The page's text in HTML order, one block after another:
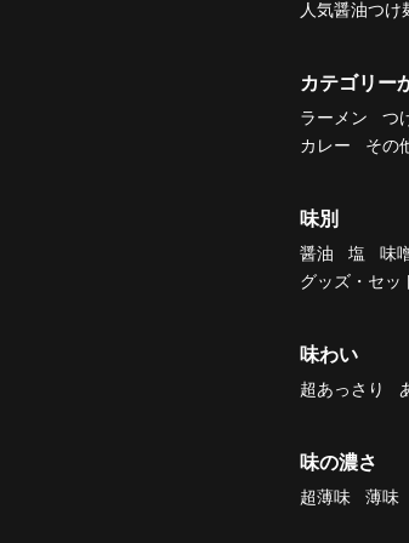
人気醤油つけ
カテゴリー
ラーメン つ
カレー
その
味別
醤油 塩 味
グッズ・セッ
味わい
超あっさり
味の濃さ
超薄味 薄味